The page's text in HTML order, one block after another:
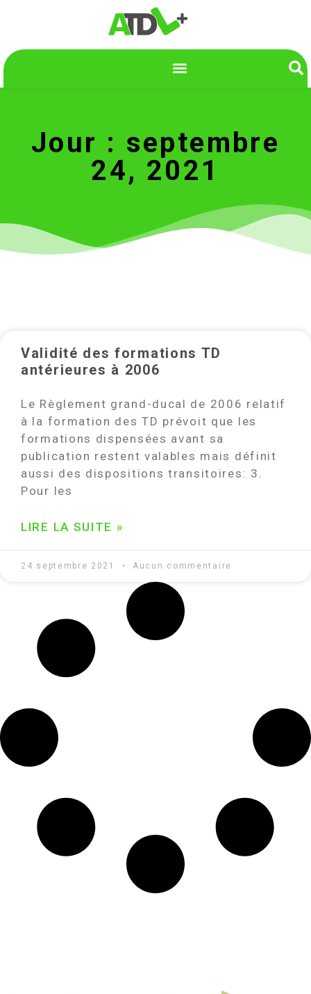
Jour : septembre
24, 2021
Validité des formations TD
antérieures à 2006
Le Règlement grand-ducal de 2006 relatif
à la formation des TD prévoit que les
formations dispensées avant sa
publication restent valables mais définit
aussi des dispositions transitoires: 3.
Pour les
LIRE LA SUITE »
24 septembre 2021 Aucun commentaire